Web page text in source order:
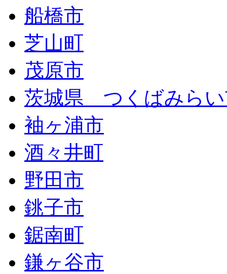
船橋市
芝山町
茂原市
茨城県 つくばみら
袖ヶ浦市
酒々井町
野田市
銚子市
鋸南町
鎌ヶ谷市